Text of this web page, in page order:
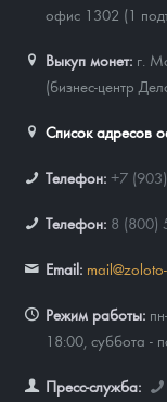
офис 1302 (1
Выкуп монет: г.
(бизнес-центр
Список адресов
Телефон: +7
Телефон: 8 (800)
Email:
Режим работы:
18:00, суббота -
Пресс-служба: